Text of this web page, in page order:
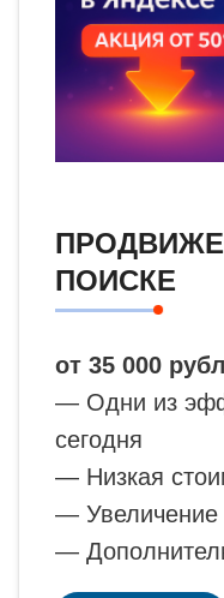
ПОИСКЕ
от 35 000
— Одни из
сегодня
— Низкая
— Увеличение
—